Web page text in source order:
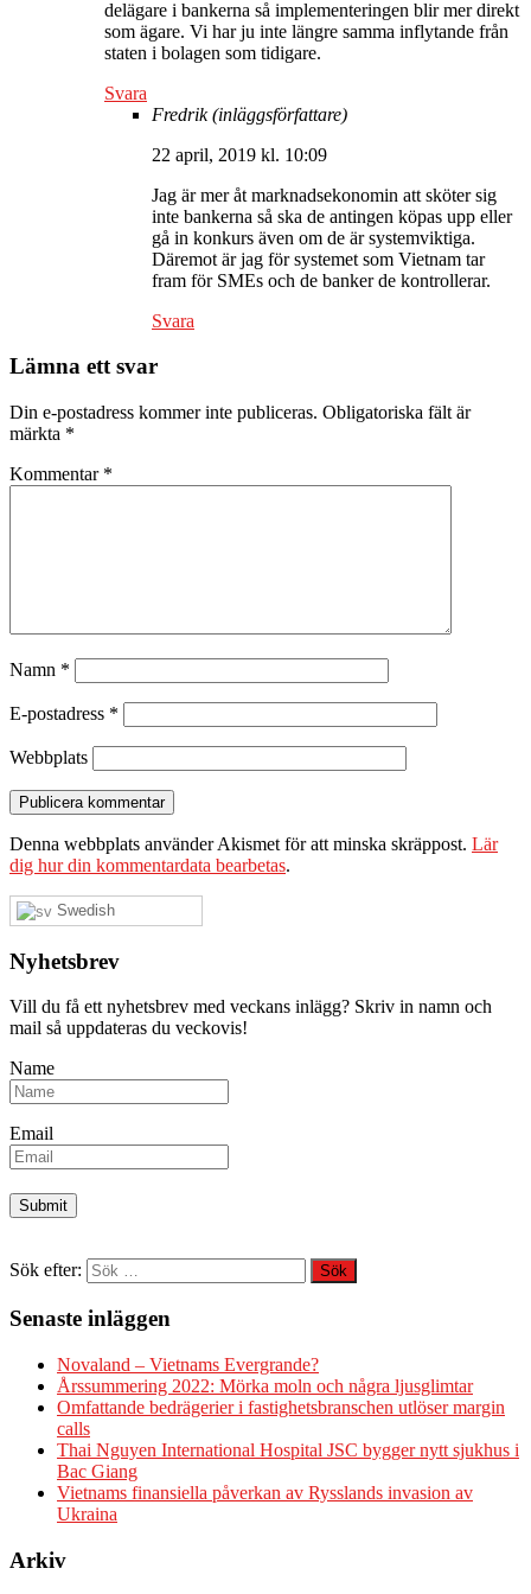
delägare i bankerna så implementeringen blir mer direkt
som ägare. Vi har ju inte längre samma inflytande från
staten i bolagen som tidigare.
Svara
Fredrik(inläggsförfattare)
22 april, 2019 kl. 10:09
Jag är mer åt marknadsekonomin att sköter sig
inte bankerna så ska de antingen köpas upp eller
gå in konkurs även om de är systemviktiga.
Däremot är jag för systemet som Vietnam tar
fram för SMEs och de banker de kontrollerar.
Svara
Lämna ett svar
Din e-postadress kommer inte publiceras. Obligatoriska fält är
märkta *
Kommentar *
Namn *
E-postadress *
Webbplats
Denna webbplats använder Akismet för att minska skräppost. Lär
dig hur din kommentardata bearbetas.
Swedish
Nyhetsbrev
Vill du få ett nyhetsbrev med veckans inlägg? Skriv in namn och
mail så uppdateras du veckovis!
Name
Email
Sök efter:
Senaste inläggen
Novaland – Vietnams Evergrande?
Årssummering 2022: Mörka moln och några ljusglimtar
Omfattande bedrägerier i fastighetsbranschen utlöser margin
calls
Thai Nguyen International Hospital JSC bygger nytt sjukhus i
Bac Giang
Vietnams finansiella påverkan av Rysslands invasion av
Ukraina
Arkiv